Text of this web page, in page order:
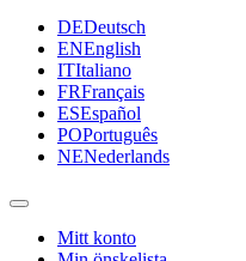
DEDeutsch
ENEnglish
ITItaliano
FRFrançais
ESEspañol
POPortuguês
NENederlands
Mitt konto